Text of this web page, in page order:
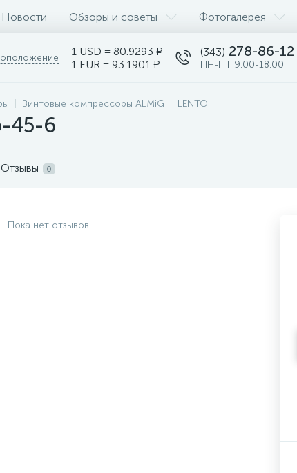
Новости Обзоры и советы Фотогалерея
1 USD = 80.9293 ₽
1 EUR = 93.1901 ₽
(343) 278-86-12
ПН-ПТ 9:00-18:00
Винтовые компрессоры ALMiG LENTO
45-6
Отзывы 0
Пока нет отзывов